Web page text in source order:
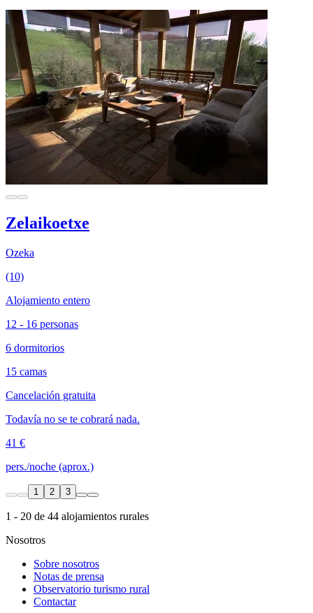
Zelaikoetxe
Ozeka
(10)
Alojamiento entero
12 - 16 personas
6 dormitorios
15 camas
Cancelación gratuita
Todavía no se te cobrará nada.
41 €
pers./noche (aprox.)
1 2 3
1 - 20 de 44 alojamientos rurales
Nosotros
Sobre nosotros
Notas de prensa
Observatorio turismo rural
Contactar